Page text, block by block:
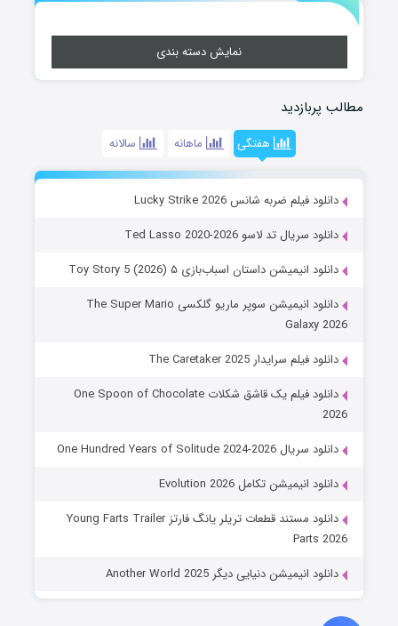
نمایش دسته بندی
مطالب پربازدید
هفتگی ماهانه سالانه
دانلود فیلم ضربه شانس Lucky Strike 2026
دانلود سریال تد لاسو Ted Lasso 2020-2026
دانلود انیمیشن داستان اسباب‌بازی ۵ Toy Story 5 (2026)
دانلود انیمیشن سوپر ماریو گلکسی The Super Mario
Galaxy 2026
دانلود فیلم سرایدار The Caretaker 2025
دانلود فیلم یک قاشق شکلات One Spoon of Chocolate
2026
دانلود سریال One Hundred Years of Solitude 2024-2026
دانلود انیمیشن تکامل Evolution 2026
دانلود مستند قطعات تریلر یانگ فارتز Young Farts Trailer
Parts 2026
دانلود انیمیشن دنیایی دیگر Another World 2025